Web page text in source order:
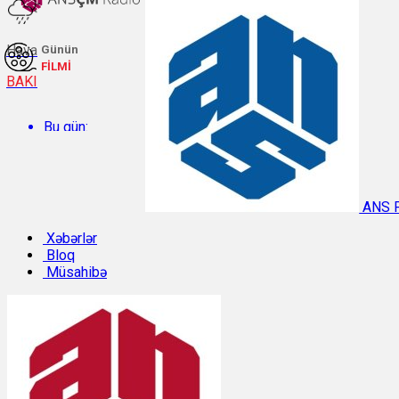
Hava
BAKI
Bu gün:
Temperatur: 30.4°C. Rütubət: 47%.
Sabah:
Günün
FİLMİ
ANS
Xəbərlər
Bloq
Müsahibə